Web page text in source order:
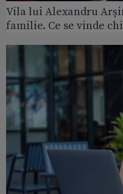
Vila lui Alexandru
familie. Ce se vinde